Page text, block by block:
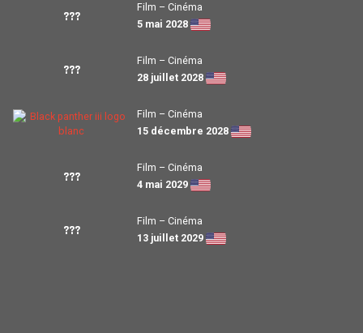
???
Film – Cinéma
5 mai 2028
???
Film – Cinéma
28 juillet 2028
Film – Cinéma
15 décembre 2028
???
Film – Cinéma
4 mai 2029
???
Film – Cinéma
13 juillet 2029